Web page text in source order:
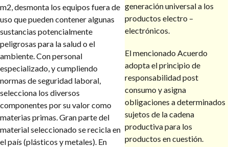
generación universal a los
productos electro –
electrónicos.
El mencionado Acuerdo
adopta el principio de
responsabilidad post
consumo y asigna
obligaciones a determinados
sujetos de la cadena
productiva para los
productos en cuestión.
m2, desmonta los equipos fuera de
uso que pueden contener algunas
sustancias potencialmente
peligrosas para la salud o el
ambiente. Con personal
especializado, y cumpliendo
normas de seguridad laboral,
selecciona los diversos
componentes por su valor como
materias primas. Gran parte del
material seleccionado se recicla en
el país (plásticos y metales). En